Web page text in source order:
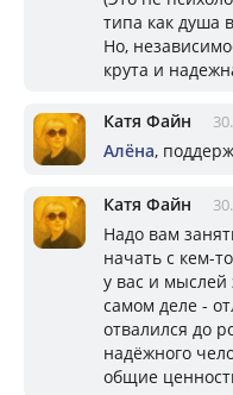
типа как душа
Но,
крута и
Катя Файн
Алёна,
Катя Файн
Надо вам
начать с кем-
у вас и мыслей
самом деле -
отвалился до
надёжного
общие